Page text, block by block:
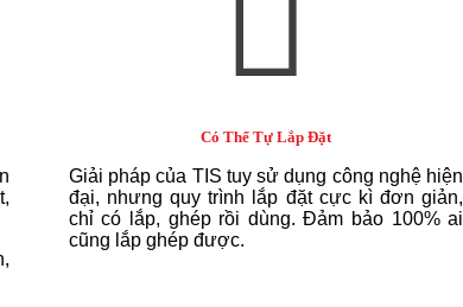
Có Thể Tự Lắp Đặt
Giải pháp của TIS tuy sử dụng công nghệ hiện
đại, nhưng quy trình lắp đặt cực kì đơn giản,
chỉ có lắp, ghép rồi dùng. Đảm bảo 100% ai
cũng lắp ghép được.